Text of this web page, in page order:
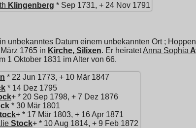
Klingenberg * Sep 1731, + 24 Nov 1791
unbekanntes Datum einem unbekannten Ort ;
1765 in Kirche, Silixen. Er heiratetAnna Sophia
1 Oktober 1831 im Alter von 66.
* 22 Jun 1773, + 10 Mär 1847
* 14 Dez 1795
+ * 20 Sep 1798, + 7 Dez 1876
* 30 Mär 1801
+ * 17 Mär 1803, + 16 Apr 1871
Stock+ * 10 Aug 1814, + 9 Feb 1872